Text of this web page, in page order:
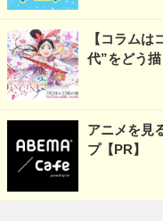
【コラム
代”をどう
アニメを見
プ【PR】